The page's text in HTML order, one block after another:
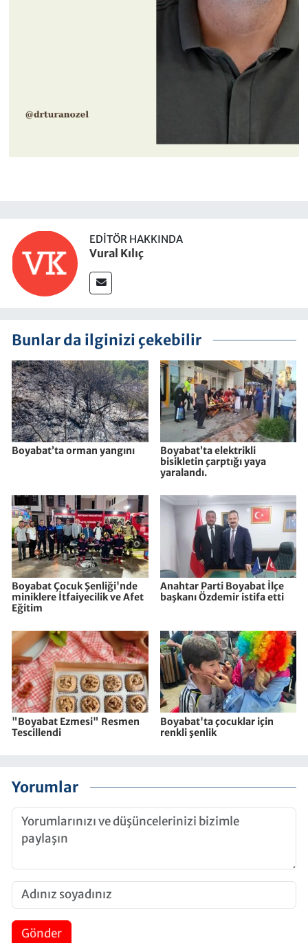
EDITÖR HAKKINDA
Vural Kılıç
Bunlar da ilginizi çekebilir
Boyabat’ta orman yangını
Boyabat’ta elektrikli
bisikletin çarptığı yaya
yaralandı.
Boyabat Çocuk Şenliği'nde
miniklere İtfaiyecilik ve Afet
Eğitim
Anahtar Parti Boyabat İlçe
başkanı Özdemir istifa etti
"Boyabat Ezmesi" Resmen
Tescillendi
Boyabat'ta çocuklar için
renkli şenlik
Yorumlar
Gönder